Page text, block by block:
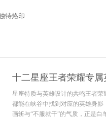
特烙印
十二星座王者荣耀专
星座特质与英雄设计的共鸣王者
都能在峡谷中找到对应的英雄身
画斩与“不服就干”的气质，正是